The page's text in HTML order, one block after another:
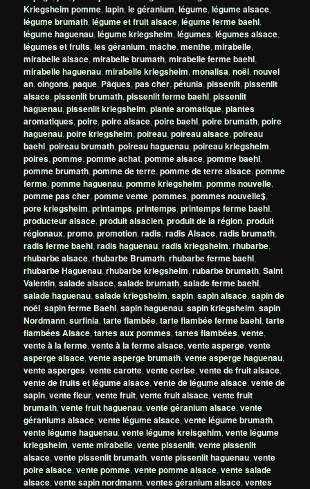
Kriegsheim pomme,lapin,le géranium,légume,légume alsace,
légume brumath,légume et fruit alsace,légume ferme baehl,
légume haguenau,légume kriegsheim,légumes,légumes alsace,
légumes et fruits,les géranium,mâche,menthe,mirabelle,
mirabelle alsace,mirabelle brumath,mirabelle ferme baehl,
mirabelle haguenau,mirabelle kriegsheim,monalisa,noël,nouvel
an,oingons,paque, Pâques,pas cher,pétunia,pissenlit,pissenlit
alsace,pissenlit brumath,pissenlit ferme baehl,pissenlit
haguenau,pissenlit kriegsheim,plante aromatique,plantes
aromatiques,poire,poire alsace,poire baehl,poire brumath,poire
haguenau,poire kriegsheim,poireau,poireau alsace,poireau
baehl,poireau brumath,poireau haguenau,poireau kriegsheim,
poires,pomme,pomme achat,pomme alsace,pomme baehl,
pomme brumath,pomme de terre,pomme de terre alsace,pomme
ferme,pomme haguenau,pomme kriegsheim,pomme nouvelle,
pomme pas cher,pomme vente,pommes,pommes nouvelle$,
pore kriegsheim,printamps,printemps,printemps ferme baehl,
producteur alsace,produit alsacien,produit de la région,produit
régionaux,promo,promotion,radis,radis Alsace,radis brumath,
radis ferme baehl,radis haguenau,radis kriegsheim,rhubarbe,
rhubarbe alsace,rhubarbe Brumath,rhubarbe ferme baehl,
rhubarbe Haguenau,rhubarbe kriegsheim,rubarbe brumath,Saint
Valentin,salade alsace,salade brumath,salade ferme baehl,
salade haguenau,salade kriegsheim,sapin,sapin alsace,sapin de
noêl,sapin ferme Baehl,sapin haguenau,sapin kriegsheim,sapin
Nordmann,surfinia,tarte flambée,tarte flambée ferme baehl,tarte
flambées Alsace,tartes aux pommes,tartes flambées,vente,
vente à la ferme,vente à la ferme alsace,vente asperge,vente
asperge alsace,vente asperge brumath,vente asperge haguenau,
vente asperges,vente carotte,vente cerise,vente de fruit alsace,
vente de fruits et légume alsace,vente de légume alsace,vente de
sapin,vente fleur,vente fruit,vente fruit alsace,vente fruit
brumath,vente fruit haguenau,vente géranium alsace,vente
géraniums alsace,vente légume alsace,vente légume brumath,
vente légume haguenau,vente légume kreisgehim,vente légume
kriegsheim,vente mirabelle,vente pissenlit,vente pissenlit
alsace,vente pissenlit brumath,vente pissenlit haguenau,vente
poire alsace,vente pomme,vente pomme alsace,vente salade
alsace,vente sapin nordmann,ventes géranium alsace,ventes